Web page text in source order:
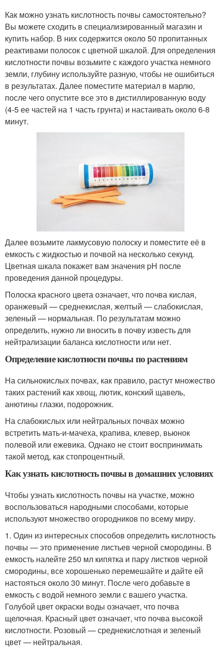
Как можно узнать кислотность почвы самостоятельно?
Вы можете сходить в специализированный магазин и
купить набор. В них содержится около 50 пропитанных
реактивами полосок с цветной шкалой. Для определения
кислотности почвы возьмите с каждого участка немного
земли, глубину используйте разную, чтобы не ошибиться
в результатах. Далее поместите материал в марлю,
после чего опустите все это в дистиллированную воду
(4-5 ее частей на 1 часть грунта) и настаивать около 6-8
минут.
Далее возьмите лакмусовую полоску и поместите её в
емкость с жидкостью и почвой на несколько секунд.
Цветная шкала покажет вам значения pH после
проведения данной процедуры.
Полоска красного цвета означает, что почва кислая,
оранжевый — среднекислая, желтый — слабокислая,
зеленый — нормальная. По результатам можно
определить, нужно ли вносить в почву известь для
нейтрализации баланса кислотности или нет.
Определение кислотности почвы по растениям
На сильнокислых почвах, как правило, растут множество
таких растений как хвощ, лютик, конский щавель,
анютины глазки, подорожник.
На слабокислых или нейтральных почвах можно
встретить мать-и-мачеха, крапива, клевер, вьюнок
полевой или ежевика. Однако не стоит воспринимать
такой метод, как стопроцентный.
Как узнать кислотность почвы в домашних условиях
Чтобы узнать кислотность почвы на участке, можно
воспользоваться народными способами, которые
используют множество огородников по всему миру.
1. Один из интересных способов определить кислотность
почвы — это применение листьев черной смородины. В
емкость налейте 250 мл кипятка и пару листков черной
смородины, все хорошенько перемешайте и дайте ей
настояться около 30 минут. После чего добавьте в
емкость с водой немного земли с вашего участка.
Голубой цвет окраски воды означает, что почва
щелочная. Красный цвет означает, что почва высокой
кислотности. Розовый — среднекислотная и зеленый
цвет — нейтральная.